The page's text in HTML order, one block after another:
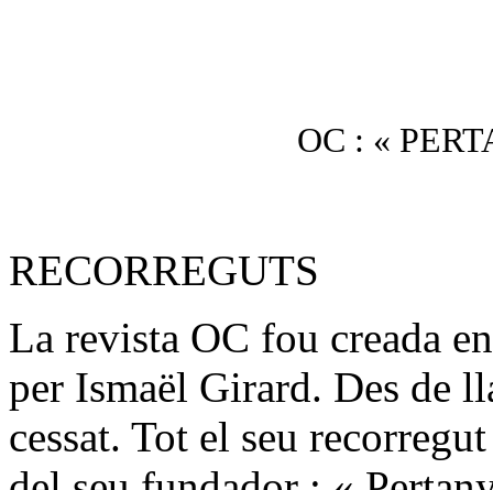
OC : «
RECORREGUTS
La revista OC fou creada
per Ismaël Girard. Des de
cessat. Tot el seu